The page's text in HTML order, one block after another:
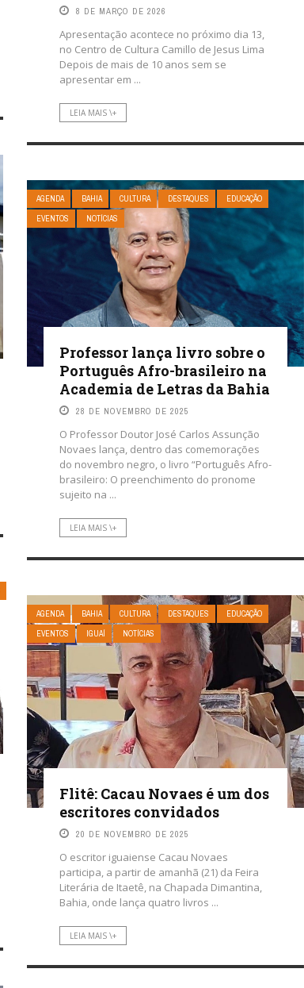
8 DE MARÇO DE 2026
Apresentação acontece no próximo dia 13,
no Centro de Cultura Camillo de Jesus Lima
Depois de mais de 10 anos sem se
apresentar em ...
LEIA MAIS \+
AGENDA BAHIA CULTURA DESTAQUES
EDUCAÇÃO
EVENTOS
NOTÍCIAS
Professor lança livro sobre o
Português Afro-brasileiro na
Academia de Letras da Bahia
28 DE NOVEMBRO DE 2025
O Professor Doutor José Carlos Assunção
Novaes lança, dentro das comemorações
do novembro negro, o livro “Português Afro-
brasileiro: O preenchimento do pronome
sujeito na ...
LEIA MAIS \+
AGENDA BAHIA CULTURA DESTAQUES
EDUCAÇÃO
EVENTOS
IGUAÍ NOTÍCIAS
Flitê: Cacau Novaes é um dos
escritores convidados
20 DE NOVEMBRO DE 2025
O escritor iguaiense Cacau Novaes
participa, a partir de amanhã (21) da Feira
Literária de Itaetê, na Chapada Dimantina,
Bahia, onde lança quatro livros ...
LEIA MAIS \+